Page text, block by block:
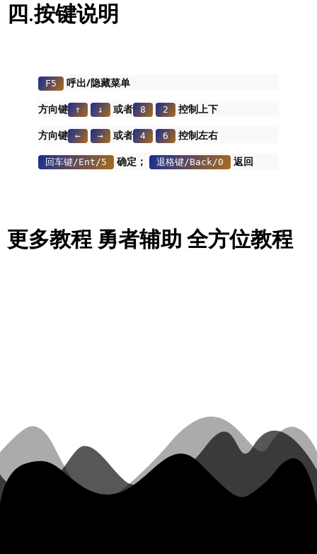
四.按键说明
F5
呼出/隐藏菜单
方向键
↑ ↓ 或者 8 2
控制上下
方向键
← → 或者 4 6 控制左右
回车键/Ent/5 确定； 退格键/Back/0 返回
更多教程 勇者辅助 全方位教程